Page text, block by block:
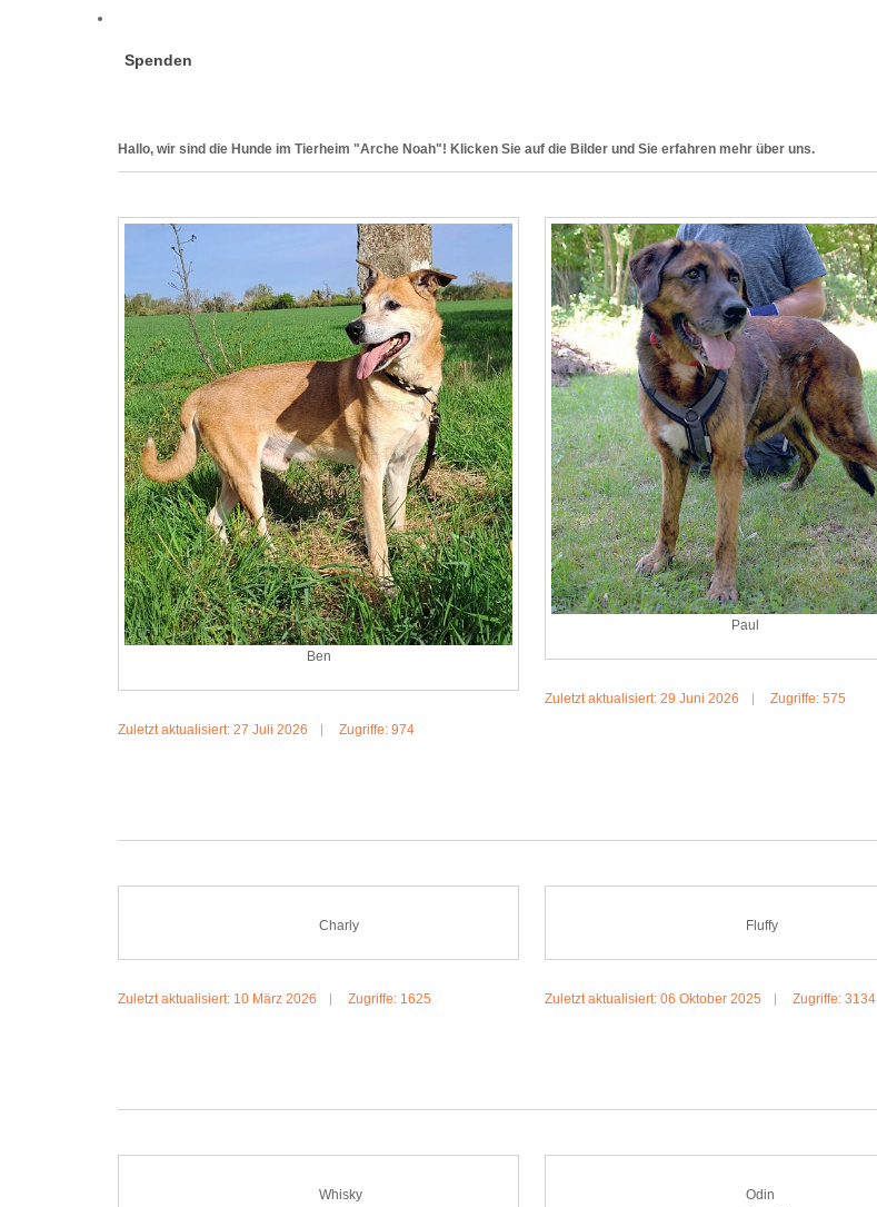
Spenden
Hallo, wir sind die Hunde im Tierheim "Arche Noah"! Klicken Sie auf die Bilder und Sie erfahren mehr über uns.
Ben
Zuletzt aktualisiert: 27 Juli 2026 Zugriffe: 974
Paul
Zuletzt aktualisiert: 29 Juni 2026 Zugriffe: 575
Charly
Zuletzt aktualisiert: 10 März 2026 Zugriffe: 1625
Fluffy
Zuletzt aktualisiert: 06 Oktober 2025 Zugriffe: 3134
Whisky
Odin